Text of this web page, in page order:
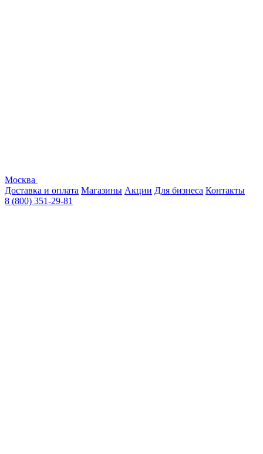
Москва
Доставка и оплата Магазины Акции Для бизнеса Контакты
8 (800) 351-29-81